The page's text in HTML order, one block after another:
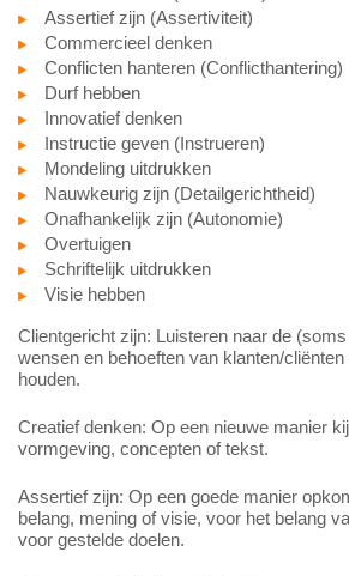
Assertief zijn (Assertiviteit)
Commercieel denken
Conflicten hanteren (Conflicthantering)
Durf hebben
Innovatief denken
Instructie geven (Instrueren)
Mondeling uitdrukken
Nauwkeurig zijn (Detailgerichtheid)
Onafhankelijk zijn (Autonomie)
Overtuigen
Schriftelijk uitdrukken
Visie hebben
Clientgericht zijn: Luisteren naar de
wensen en behoeften van klanten/
houden.
Creatief denken: Op een nieuwe manier
vormgeving, concepten of tekst.
Assertief zijn: Op een goede manier
belang, mening of visie, voor het belang
voor gestelde doelen.